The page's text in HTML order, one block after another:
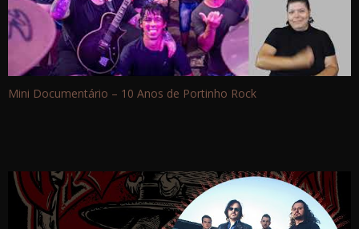
Mini Documentário – 10 Anos de Portinho Rock